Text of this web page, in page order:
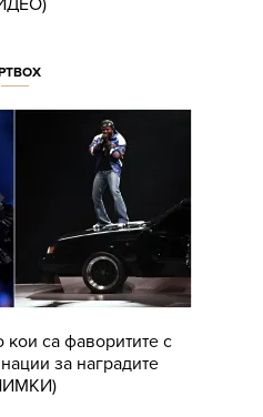
кои са фаворитите с
за наградите